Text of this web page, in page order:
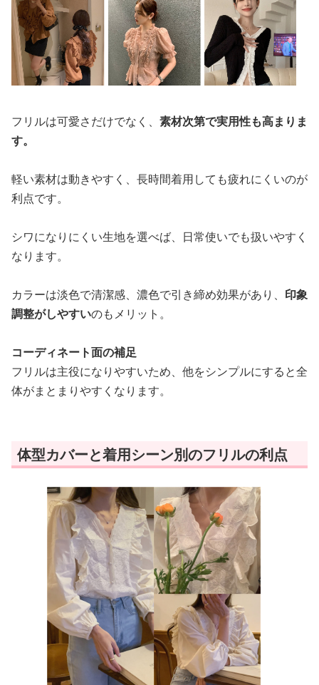
フリルは可愛さだけでなく、 素材次第で実用性も高まりま
す。
軽い素材は動きやすく、長時間着用しても疲れにくいのが
利点です。
シワになりにくい生地を選べば、日常使いでも扱いやすく
なります。
カラーは淡色で清潔感、濃色で引き締め効果があり、 印象
調整がしやすいのもメリット。
コーディネート面の補足
フリルは主役になりやすいため、他をシンプルにすると全
体がまとまりやすくなります。
体型カバーと着用シーン別のフリルの利点